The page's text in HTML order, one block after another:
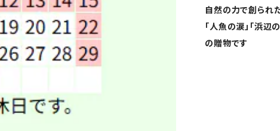
自然の力で創られ
「人魚の涙」「浜
の贈物です